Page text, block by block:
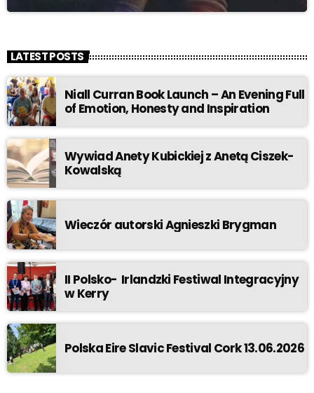
LATEST POSTS
Niall Curran Book Launch – An Evening Full
of Emotion, Honesty and Inspiration
Wywiad Anety Kubickiej z Anetą Ciszek-
Kowalską
Wieczór autorski Agnieszki Brygman
II Polsko- Irlandzki Festiwal Integracyjny
w Kerry
Polska Eire Slavic Festival Cork 13.06.2026